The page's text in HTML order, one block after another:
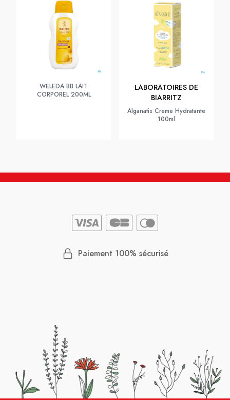
WELEDA BB LAIT
CORPOREL 200ML
LABORATOIRES DE
BIARRITZ
Alganatis Creme Hydratante
100ml
Paiement 100% sécurisé